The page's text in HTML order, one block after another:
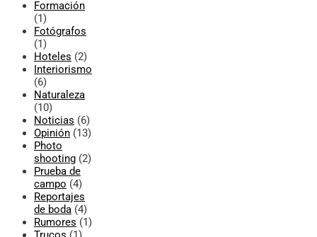
Formación
(1)
Fotógrafos
(1)
Hoteles (2)
Interiorismo
(6)
Naturaleza
(10)
Noticias (6)
Opinión (13)
Photo
shooting (2)
Prueba de
campo (4)
Reportajes
de boda (4)
Rumores (1)